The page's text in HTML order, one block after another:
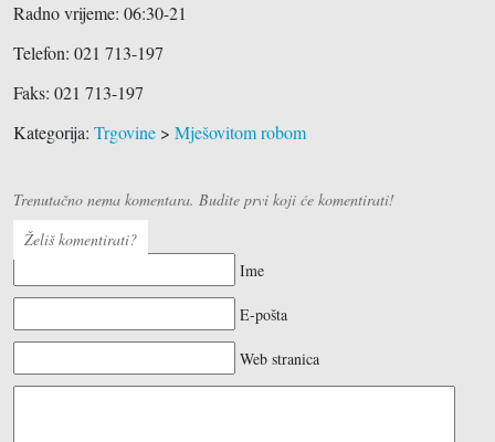
Radno vrijeme: 06:30-21
Telefon: 021 713-197
Faks: 021 713-197
Kategorija: Trgovine > Mješovitom robom
Trenutačno nema komentara. Budite prvi koji će komentirati!
Želiš komentirati?
Ime
E-pošta
Web stranica